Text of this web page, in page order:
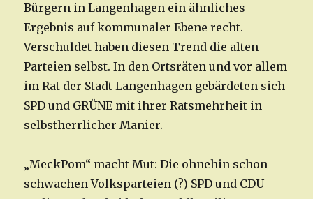
Bürgern in Langenhagen ein ähnliches
Ergebnis auf kommunaler Ebene recht.
Verschuldet haben diesen Trend die alten
Parteien selbst. In den Ortsräten und vor allem
im Rat der Stadt Langenhagen gebärdeten sich
SPD und GRÜNE mit ihrer Ratsmehrheit in
selbstherrlicher Manier.
„MeckPom“ macht Mut: Die ohnehin schon
schwachen Volksparteien (?) SPD und CDU